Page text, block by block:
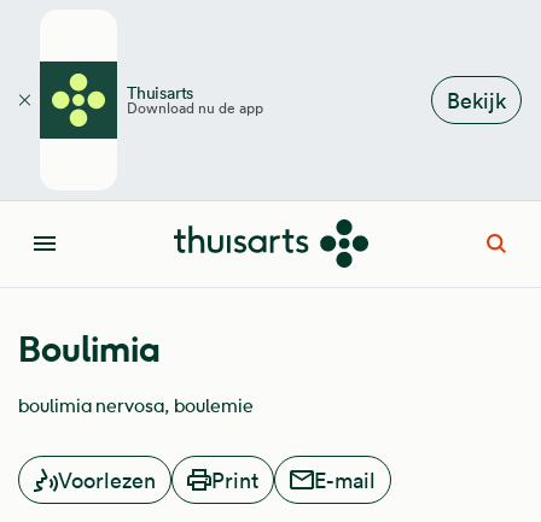
Thuisarts
Download nu de app Bekijk
Sluiten
Menu
Boulimia
boulimia nervosa boulemie
Voorlezen Print E-mail